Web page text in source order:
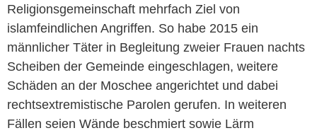
Religionsgemeinschaft mehrfach Ziel von
islamfeindlichen Angriffen. So habe 2015 ein
männlicher Täter in Begleitung zweier Frauen nachts
Scheiben der Gemeinde eingeschlagen, weitere
Schäden an der Moschee angerichtet und dabei
rechtsextremistische Parolen gerufen. In weiteren
Fällen seien Wände beschmiert sowie Lärm